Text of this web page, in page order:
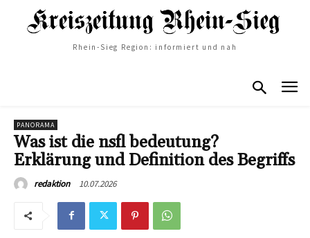
Rhein-Sieg Region: informiert und nah
PANORAMA
Was ist die nsfl bedeutung?
Erklärung und Definition des Begriffs
redaktion 10.07.2026